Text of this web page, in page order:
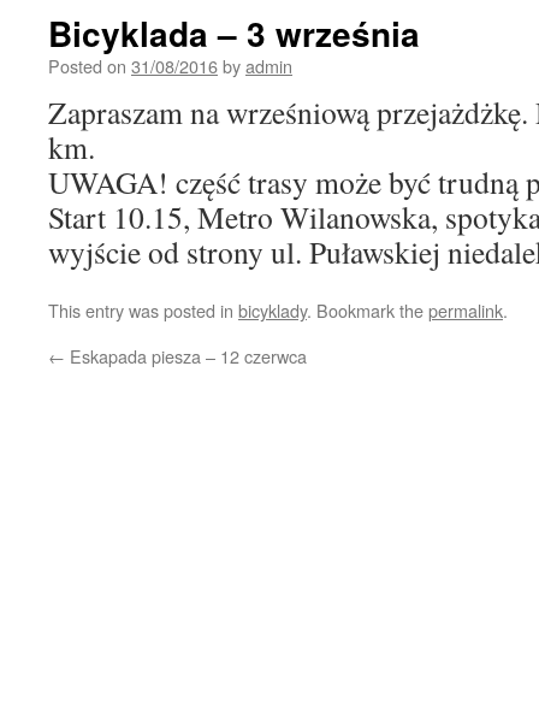
Bicyklada – 3 września
Posted on 31/08/2016byadmin
Zapraszam na wrześniową
km.
UWAGA! część trasy może być trudną
Start 10.15, Metro Wilanowska,
wyjście od strony ul. Puławskiej
This entry was posted in bicyklady. Bookmark thepermalink.
← Eskapada piesza – 12 czerwca